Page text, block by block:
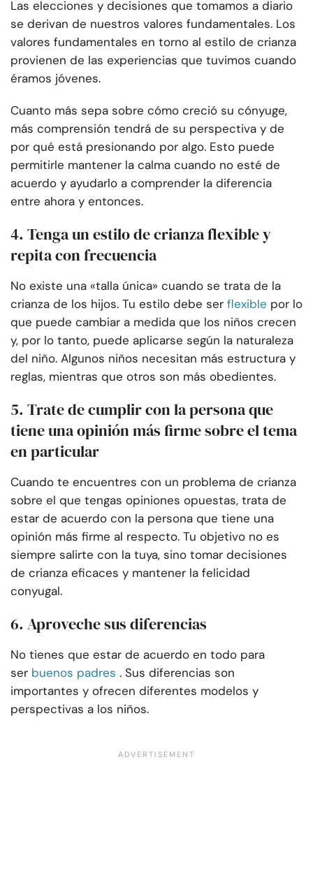
Las elecciones y decisiones que tomamos a diario
se derivan de nuestros valores fundamentales. Los
valores fundamentales en torno al estilo de crianza
provienen de las experiencias que tuvimos cuando
éramos jóvenes.
Cuanto más sepa sobre cómo creció su cónyuge,
más comprensión tendrá de su perspectiva y de
por qué está presionando por algo. Esto puede
permitirle mantener la calma cuando no esté de
acuerdo y ayudarlo a comprender la diferencia
entre ahora y entonces.
4. Tenga un estilo de crianza flexible y
repita con frecuencia
No existe una «talla única» cuando se trata de la
crianza de los hijos. Tu estilo debe ser flexible por lo
que puede cambiar a medida que los niños crecen
y, por lo tanto, puede aplicarse según la naturaleza
del niño. Algunos niños necesitan más estructura y
reglas, mientras que otros son más obedientes.
5. Trate de cumplir con la persona que
tiene una opinión más firme sobre el tema
en particular
Cuando te encuentres con un problema de crianza
sobre el que tengas opiniones opuestas, trata de
estar de acuerdo con la persona que tiene una
opinión más firme al respecto. Tu objetivo no es
siempre salirte con la tuya, sino tomar decisiones
de crianza eficaces y mantener la felicidad
conyugal.
6. Aproveche sus diferencias
No tienes que estar de acuerdo en todo para
ser buenos padres . Sus diferencias son
importantes y ofrecen diferentes modelos y
perspectivas a los niños.